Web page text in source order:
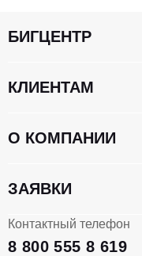
Контактный телефон
8 800 555 8 619
БИГЦЕНТР
КЛИЕНТАМ
О КОМПАНИИ
ЗАЯВКИ